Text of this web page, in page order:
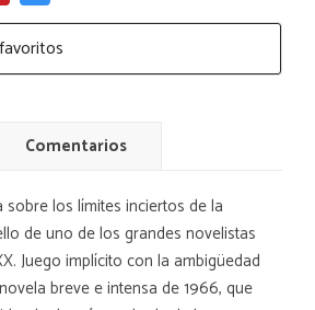
Comentarios
los límites inciertos de la
de uno de los grandes novelistas
Juego implícito con la ambigüedad
breve e intensa de 1966, que